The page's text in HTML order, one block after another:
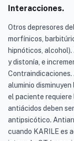
Interacciones.
Otros depresores
morfínicos,
hipnóticos,
y distonía, e
aluminio
el paciente requiere
antiácidos deben
antipsicótico.
cuando KARILE es